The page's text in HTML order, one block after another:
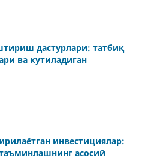
дастурлари: татбиқ
ва кутиладиган
инвестициялар:
асосий